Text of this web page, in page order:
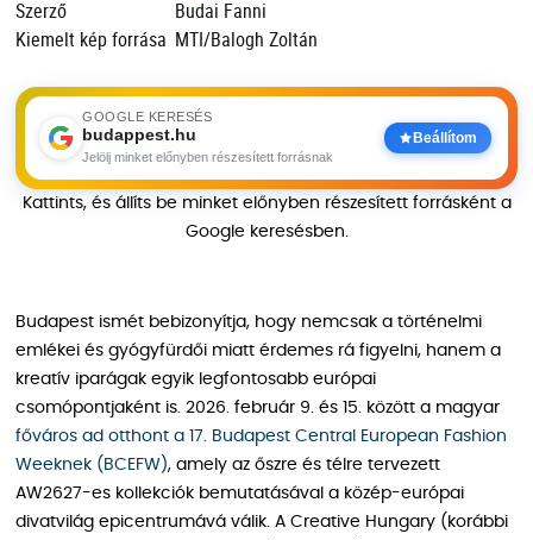
Szerző
Budai Fanni
Kiemelt kép forrása MTI/Balogh Zoltán
GOOGLE KERESÉS
budappest.hu
Jelölj minket előnyben részesített forrásnak
Beállítom
Kattints, és állíts be minket előnyben részesített forrásként a
Google keresésben.
Budapest ismét bebizonyítja, hogy nemcsak a történelmi
emlékei és gyógyfürdői miatt érdemes rá figyelni, hanem a
kreatív iparágak egyik legfontosabb európai
csomópontjaként is. 2026. február 9. és 15. között a magyar
főváros ad otthont a 17. Budapest Central European Fashion
Weeknek (BCEFW), amely az őszre és télre tervezett
AW2627-es kollekciók bemutatásával a közép-európai
divatvilág epicentrumává válik. A Creative Hungary (korábbi